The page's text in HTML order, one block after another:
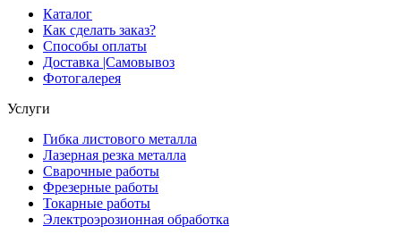
Каталог
Как сделать заказ?
Способы оплаты
Доставка |Cамовывоз
Фотогалерея
Услуги
Гибка листового металла
Лазерная резка металла
Сварочные работы
Фрезерные работы
Токарные работы
Электроэрозионная обработка